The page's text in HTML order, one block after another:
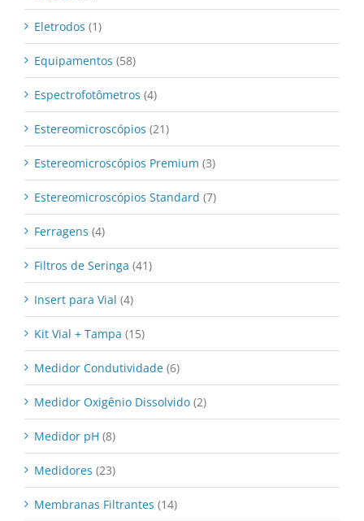
Eletrodos (1)
Equipamentos (58)
Espectrofotômetros (4)
Estereomicroscópios (21)
Estereomicroscópios Premium (3)
Estereomicroscópios Standard (7)
Ferragens (4)
Filtros de Seringa (41)
Insert para Vial (4)
Kit Vial + Tampa (15)
Medidor Condutividade (6)
Medidor Oxigênio Dissolvido (2)
Medidor pH (8)
Medidores (23)
Membranas Filtrantes (14)